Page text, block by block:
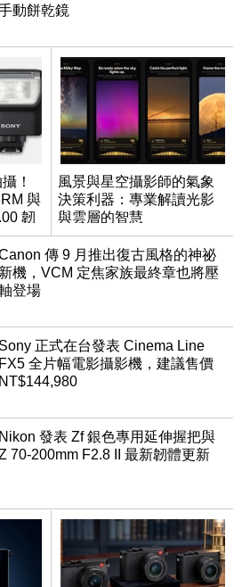
動餅乾鏡
！
與
韌
風景與星空攝影師的氣象
決策利器：專業解讀光影
與雲層的智慧
App「Atmos」登場
傳 9 月推出復古風格的神祕
新機，VCM 定焦家族最終章也將壓
登場
Sony 正式在台發表 Cinema Line
FX5 全片幅電影攝影機，建議售價
NT$144,980
Nikon 發表 Zf 銀色專用延伸握把與
70-200mm F2.8 II 最新韌體更新